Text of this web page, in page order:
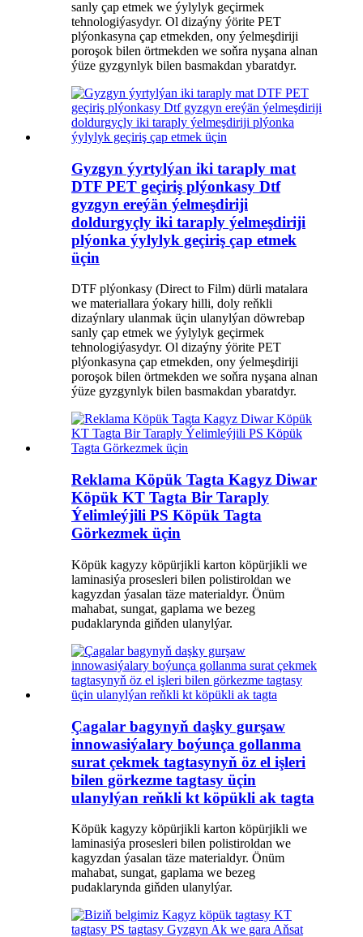
sanly çap etmek we ýylylyk geçirmek
tehnologiýasydyr. Ol dizaýny ýörite PET
plýonkasyna çap etmekden, ony ýelmeşdiriji
poroşok bilen örtmekden we soňra nyşana alnan
ýüze gyzgynlyk bilen basmakdan ybaratdyr.
Gyzgyn ýyrtylýan iki taraply mat
DTF PET geçiriş plýonkasy Dtf
gyzgyn ereýän ýelmeşdiriji
doldurgyçly iki taraply ýelmeşdiriji
plýonka ýylylyk geçiriş çap etmek
üçin
DTF plýonkasy (Direct to Film) dürli matalara
we materiallara ýokary hilli, doly reňkli
dizaýnlary ulanmak üçin ulanylýan döwrebap
sanly çap etmek we ýylylyk geçirmek
tehnologiýasydyr. Ol dizaýny ýörite PET
plýonkasyna çap etmekden, ony ýelmeşdiriji
poroşok bilen örtmekden we soňra nyşana alnan
ýüze gyzgynlyk bilen basmakdan ybaratdyr.
Reklama Köpük Tagta Kagyz Diwar
Köpük KT Tagta Bir Taraply
Ýelimleýjili PS Köpük Tagta
Görkezmek üçin
Köpük kagyzy köpürjikli karton köpürjikli we
laminasiýa prosesleri bilen polistiroldan we
kagyzdan ýasalan täze materialdyr. Önüm
mahabat, sungat, gaplama we bezeg
pudaklarynda giňden ulanylýar.
Çagalar bagynyň daşky gurşaw
innowasiýalary boýunça gollanma
surat çekmek tagtasynyň öz el işleri
bilen görkezme tagtasy üçin
ulanylýan reňkli kt köpükli ak tagta
Köpük kagyzy köpürjikli karton köpürjikli we
laminasiýa prosesleri bilen polistiroldan we
kagyzdan ýasalan täze materialdyr. Önüm
mahabat, sungat, gaplama we bezeg
pudaklarynda giňden ulanylýar.